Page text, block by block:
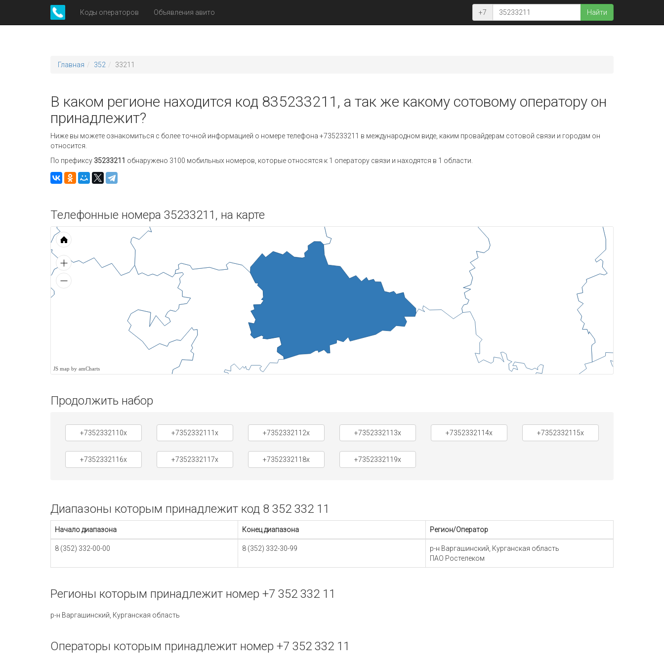
Коды операторов Объявления авито +7 Найти
Главная 352 33211
В каком регионе находится код 835233211, а так же какому сотовому оператору он
принадлежит?
Ниже вы можете ознакомиться с более точной информацией о номере телефона +735233211 в международном виде, каким провайдерам сотовой связи и городам он
относится.
По префиксу 35233211 обнаружено 3100 мобильных номеров, которые относятся к 1 оператору связи и находятся в 1 области.
Телефонные номера 35233211, на карте
JS map by amCharts
Продолжить набор
+7352332110x +7352332111x +7352332112x +7352332113x +7352332114x +7352332115x
+7352332116x +7352332117x +7352332118x +7352332119x
Диапазоны которым принадлежит код 8 352 332 11
Начало диапазона Конец диапазона Регион/Оператор
8 (352) 332-00-00 8 (352) 332-30-99
р-н Варгашинский, Курганская область
ПАО Ростелеком
Регионы которым принадлежит номер +7 352 332 11
р-н Варгашинский, Курганская область
Операторы которым принадлежит номер +7 352 332 11